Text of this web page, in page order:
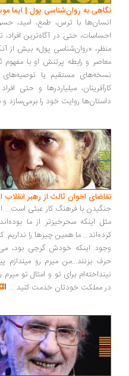
به روان‌شناسی پول | ایما موسی‌زاده
با ترس، طمع، امید، حسرت و
حتی در آگاه‌ترین افراد،
«روان‌شناسی پول» بیش از آنکه
و رابطه پرتنش او با مفهوم ثروت و
مستقیم یا توصیه‌های
میلیاردرها و حتی افراد
روایت خود را برمی‌سازد و بحث
اخوان ثالث از رهبر انقلاب اسلامی
با فرهنگ کار عبثی است... این
اینکه سحرخیزتر از ما بوده‌اند و
ما همین چیزها را نداریم. کسی
اینکه خودش گرجی بود،
بزنند...من میرم رو میندازم پیش
برای تو و امثال تو میرم رو
مملکت خودتان خدمت کنید...